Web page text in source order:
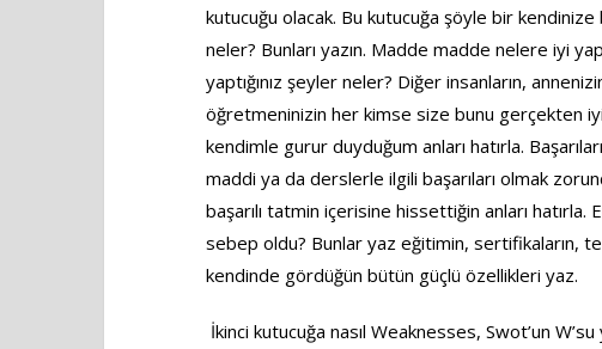
kutucuğu olacak. Bu kutucuğa şöyle bir
neler? Bunları yazın. Madde madde nelere iyi
yaptığınız şeyler neler? Diğer insanların,
öğretmeninizin her kimse size bunu gerçekten
kendimle gurur duyduğum anları hatırla.
maddi ya da derslerle ilgili başarıları olmak
başarılı tatmin içerisine hissettiğin anları
sebep oldu? Bunlar yaz eğitimin, sertifikaların,
kendinde gördüğün bütün güçlü özellikleri yaz.
İkinci kutucuğa nasıl Weaknesses, Swot’un